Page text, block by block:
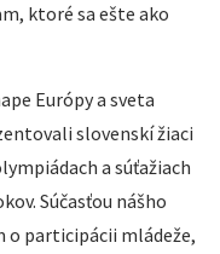
ktoré sa ešte ako
Európy a sveta
slovenskí žiaci
a súťažiach
Súčasťou nášho
participácii mládeže,